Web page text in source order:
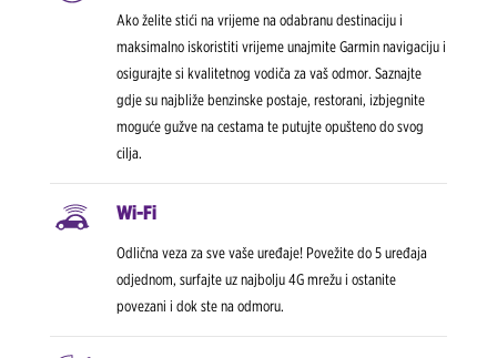
Ako želite stići na vrijeme na odabranu destinaciju i
maksimalno iskoristiti vrijeme unajmite Garmin navigaciju i
osigurajte si kvalitetnog vodiča za vaš odmor. Saznajte
gdje su najbliže benzinske postaje, restorani, izbjegnite
moguće gužve na cestama te putujte opušteno do svog
cilja.
Wi-Fi
Odlična veza za sve vaše uređaje! Povežite do 5 uređaja
odjednom, surfajte uz najbolju 4G mrežu i ostanite
povezani i dok ste na odmoru.